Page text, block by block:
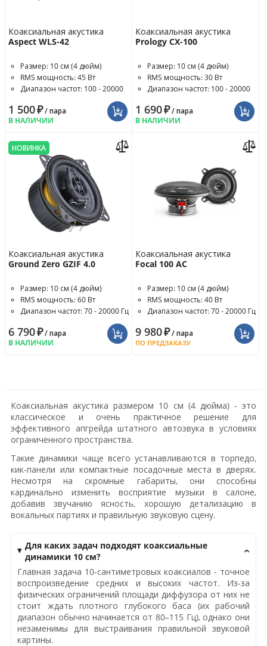
Коаксиальная акустика
Aspect WLS-42
Размер: 10 см (4 дюйм)
RMS мощность: 45 Вт
Диапазон частот: 100 - 20000
1 500₽/ пара
В НАЛИЧИИ
Коаксиальная акустика
Prology CX-100
Размер: 10 см (4 дюйм)
RMS мощность: 30 Вт
Диапазон частот: 100 - 20000
1 690₽/ пара
В НАЛИЧИИ
НОВИНКА
Коаксиальная акустика
Ground Zero GZIF 4.0
Размер: 10 см (4 дюйм)
RMS мощность: 60 Вт
Диапазон частот: 70 - 20000 Гц
6 790₽/ пара
В НАЛИЧИИ
Коаксиальная акустика
Focal 100 AC
Размер: 10 см (4 дюйм)
RMS мощность: 40 Вт
Диапазон частот: 70 - 20000 Гц
9 980₽/ пара
ПО ПРЕДЗАКАЗУ
Коаксиальная акустика размером 10 см (4 дюйма) - это
классическое и очень практичное решение для
эффективного апгрейда штатного автозвука в условиях
ограниченного пространства.
Такие динамики чаще всего устанавливаются в торпедо,
кик-панели или компактные посадочные места в дверях.
Несмотря на скромные габариты, они способны
кардинально изменить восприятие музыки в салоне,
добавив звучанию ясность, хорошую детализацию в
вокальных партиях и правильную звуковую сцену.
Для каких задач подходят коаксиальные
динамики 10 см?
Главная задача 10-сантиметровых коаксиалов - точное
воспроизведение средних и высоких частот. Из-за
физических ограничений площади диффузора от них не
стоит ждать плотного глубокого баса (их рабочий
диапазон обычно начинается от 80–115 Гц), однако они
незаменимы для выстраивания правильной звуковой
картины.